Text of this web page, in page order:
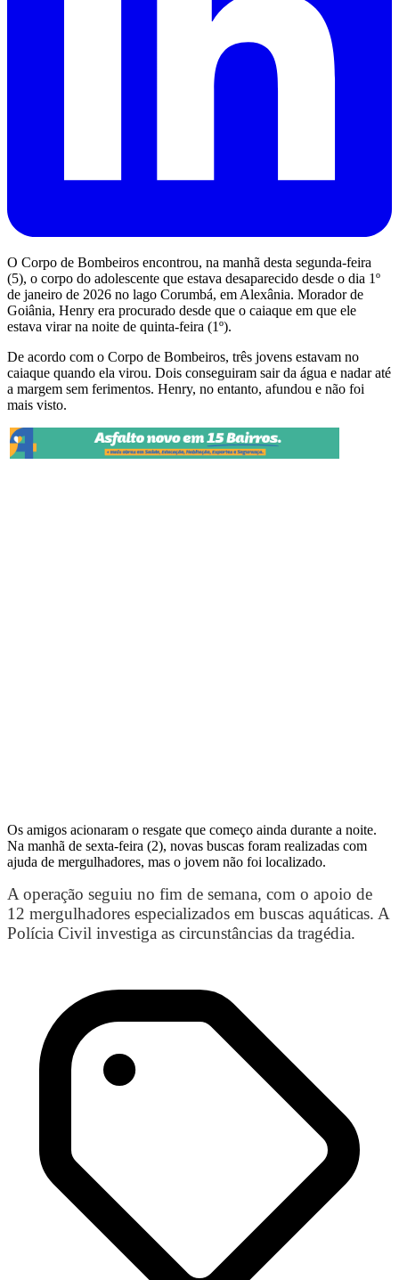
O Corpo de Bombeiros encontrou, na manhã desta segunda-feira
(5), o corpo do adolescente que estava desaparecido desde o dia 1º
de janeiro de 2026 no lago Corumbá, em Alexânia. Morador de
Goiânia, Henry era procurado desde que o caiaque em que ele
estava virar na noite de quinta-feira (1º).
De acordo com o Corpo de Bombeiros, três jovens estavam no
caiaque quando ela virou. Dois conseguiram sair da água e nadar até
a margem sem ferimentos. Henry, no entanto, afundou e não foi
mais visto.
Os amigos acionaram o resgate que começo ainda durante a noite.
Na manhã de sexta-feira (2), novas buscas foram realizadas com
ajuda de mergulhadores, mas o jovem não foi localizado.
A operação seguiu no fim de semana, com o apoio de
12 mergulhadores especializados em buscas aquáticas. A
Polícia Civil investiga as circunstâncias da tragédia.